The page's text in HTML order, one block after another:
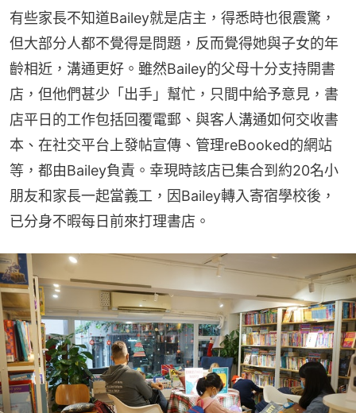
有些家長不知道Bailey就是店主，得悉時也很震驚，
但大部分人都不覺得是問題，反而覺得她與子女的年
齡相近，溝通更好。雖然Bailey的父母十分支持開書
店，但他們甚少「出手」幫忙，只間中給予意見，書
店平日的工作包括回覆電郵、與客人溝通如何交收書
本、在社交平台上發帖宣傳、管理reBooked的網站
等，都由Bailey負責。幸現時該店已集合到約20名小
朋友和家長一起當義工，因Bailey轉入寄宿學校後，
已分身不暇每日前來打理書店。